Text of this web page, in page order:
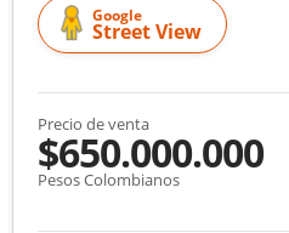
Google
Street View
Precio de venta
$650.000.000
Pesos Colombianos